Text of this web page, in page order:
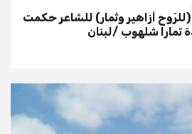
(للرّوح أزاهير وثمار) للشاعر حكمت
تمارا شلهوب /لبنان